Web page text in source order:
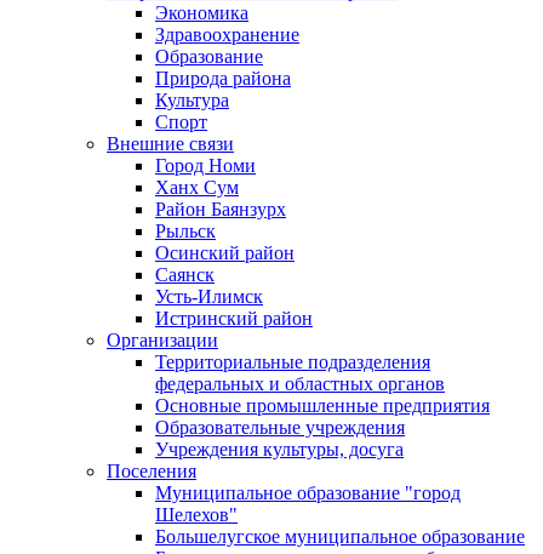
Экономика
Здравоохранение
Образование
Природа района
Культура
Спорт
Внешние связи
Город Номи
Ханх Сум
Район Баянзурх
Рыльск
Осинский район
Саянск
Усть-Илимск
Истринский район
Организации
Территориальные подразделения
федеральных и областных органов
Основные промышленные предприятия
Образовательные учреждения
Учреждения культуры, досуга
Поселения
Муниципальное образование "город
Шелехов"
Большелугское муниципальное образование